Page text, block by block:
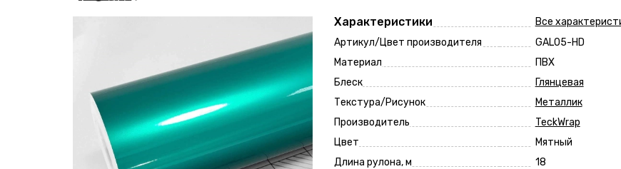
Характеристики
Все
Артикул/Цвет производителя
GAL05-HD
Материал
ПВХ
Блеск
Глянцевая
Текстура/Рисунок
Металлик
Производитель
TeckWrap
Цвет
Мятный
Длина рулона, м
18